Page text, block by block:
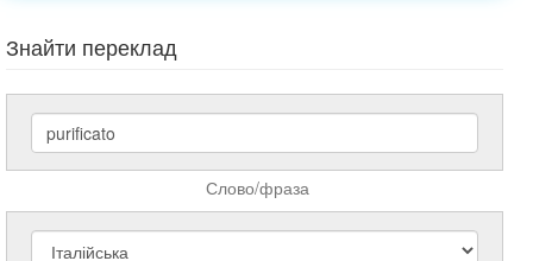
Знайти переклад
Слово/фраза